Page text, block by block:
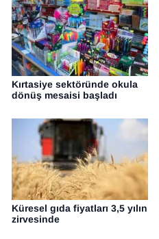
Kırtasiye sektöründe okula
dönüş mesaisi başladı
Küresel gıda fiyatları 3,5 yılın
zirvesinde